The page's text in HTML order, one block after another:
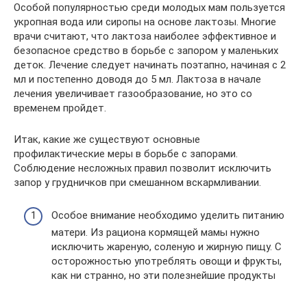
Особой популярностью среди молодых мам пользуется
укропная вода или сиропы на основе лактозы. Многие
врачи считают, что лактоза наиболее эффективное и
безопасное средство в борьбе с запором у маленьких
деток. Лечение следует начинать поэтапно, начиная с 2
мл и постепенно доводя до 5 мл. Лактоза в начале
лечения увеличивает газообразование, но это со
временем пройдет.
Итак, какие же существуют основные
профилактические меры в борьбе с запорами.
Соблюдение несложных правил позволит исключить
запор у грудничков при смешанном вскармливании.
Особое внимание необходимо уделить питанию
матери. Из рациона кормящей мамы нужно
исключить жареную, соленую и жирную пищу. С
осторожностью употреблять овощи и фрукты,
как ни странно, но эти полезнейшие продукты